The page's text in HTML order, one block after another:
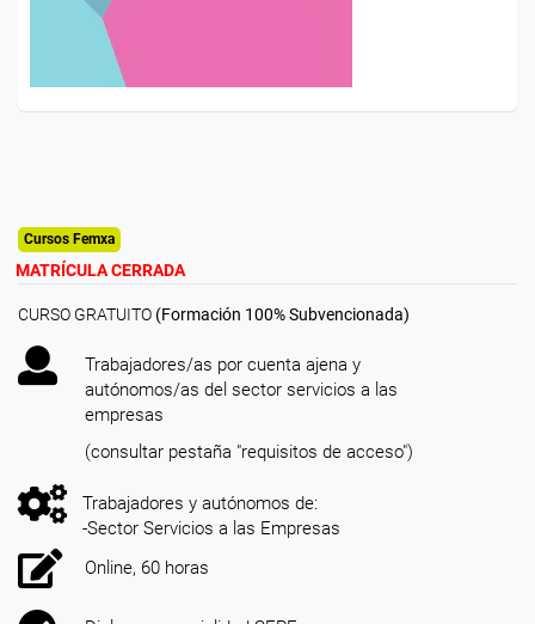
Cursos Femxa
MATRÍCULA CERRADA
CURSO GRATUITO (Formación 100% Subvencionada)
Trabajadores/as por cuenta ajena y
autónomos/as del sector servicios a las
empresas
(consultar pestaña "requisitos de acceso")
Trabajadores y autónomos de:
-Sector Servicios a las Empresas
Online, 60 horas